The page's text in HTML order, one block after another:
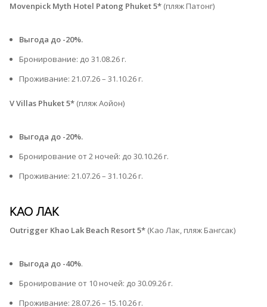
Movenpick Myth Hotel Patong Phuket 5* (пляж Патонг)
Выгода до -20%.
Бронирование: до 31.08.26 г.
Проживание: 21.07.26 – 31.10.26 г.⁠
V Villas Phuket 5* (пляж Аойон)
Выгода до -20%.
Бронирование от 2 ночей: до 30.10.26 г.
Проживание: 21.07.26 – 31.10.26 г.⁠
КАО ЛАК
Outrigger Khao Lak Beach Resort 5* (Као Лак, пляж Бангсак)
Выгода до -40%.
Бронирование от 10 ночей: до 30.09.26 г.
Проживание: 28.07.26 – 15.10.26 г.⁠